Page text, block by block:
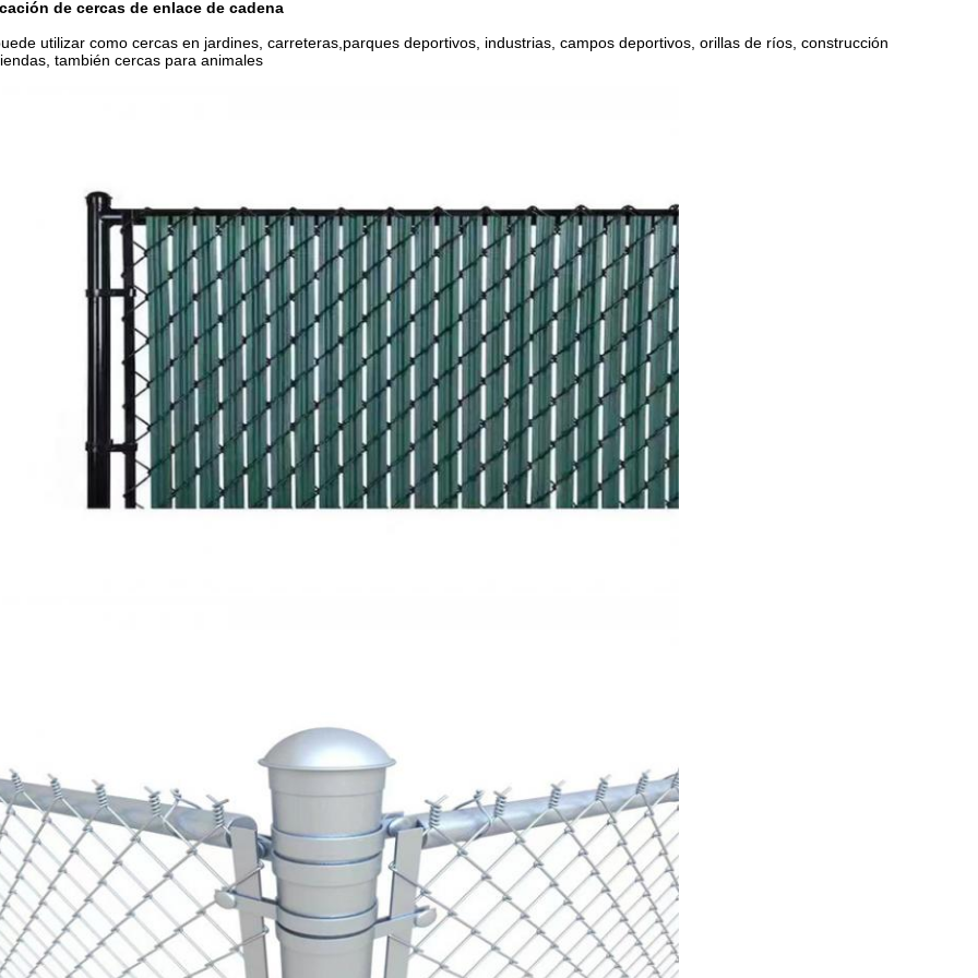
de cercas de enlace de cadena
utilizar como cercas en jardines, carreteras,parques deportivos, industrias, campos deportivos, orillas de ríos, construcción
también cercas para animales